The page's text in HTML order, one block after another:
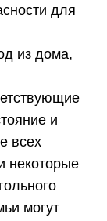
для
из дома,
и
всех
некоторые
могут